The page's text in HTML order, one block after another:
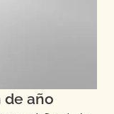
de año